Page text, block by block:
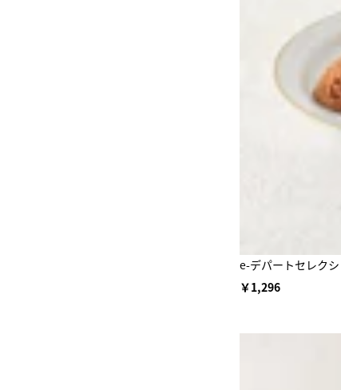
e-デパートセレク
￥1,296